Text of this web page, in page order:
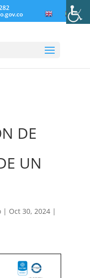
DE
UN
| Oct 30, 2024|
ES